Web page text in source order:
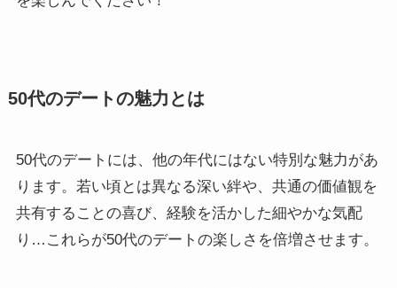
50代のデートの魅力とは
50代のデートには、他の年代にはない特別な魅力があ
ります。若い頃とは異なる深い絆や、共通の価値観を
共有することの喜び、経験を活かした細やかな気配
り…これらが50代のデートの楽しさを倍増させます。